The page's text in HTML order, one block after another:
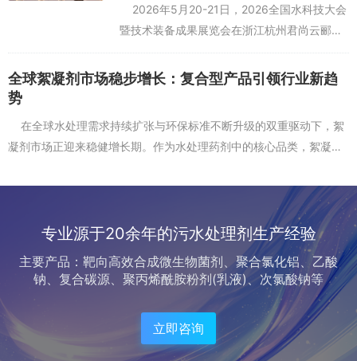
2026年5月20-21日，2026全国水科技大会
暨技术装备成果展览会在浙江杭州君尚云郦酒
店成功举办。大会以科技融产・双碳赋能——
创新驱动水环境高质量发展为主题，汇聚政产
全球絮凝剂市场稳步增长：复合型产品引领行业新趋
势
在全球水处理需求持续扩张与环保标准不断升级的双重驱动下，絮
凝剂市场正迎来稳健增长期。作为水处理药剂中的核心品类，絮凝剂
专业源于20余年的污水处理剂生产经验
主要产品：靶向高效合成微生物菌剂、聚合氯化铝、乙酸
钠、复合碳源、聚丙烯酰胺粉剂(乳液)、次氯酸钠等
立即咨询